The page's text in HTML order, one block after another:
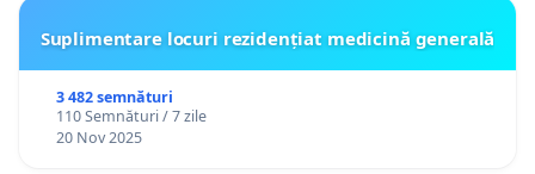
Suplimentare locuri rezidențiat medicină generală
3 482 semnături
110 Semnături / 7 zile
20 Nov 2025